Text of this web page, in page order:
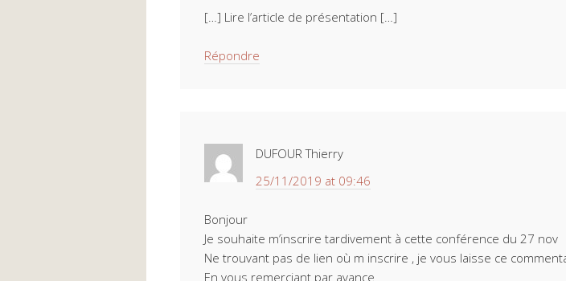
[…] Lire l’article de présentation […]
Répondre
DUFOUR Thierry
25/11/2019 at 09:46
Bonjour
Je souhaite m’inscrire tardivement à cette conférence du 27 nov
Ne trouvant pas de lien où m inscrire , je vous laisse ce
En vous remerciant par avance